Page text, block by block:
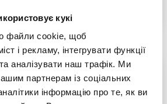
кукі
файли cookie, щоб
і рекламу, інтегрувати функції
аналізувати наш трафік. Ми
партнерам із соціальних
інформацію про те, як ви
так і на контрактні